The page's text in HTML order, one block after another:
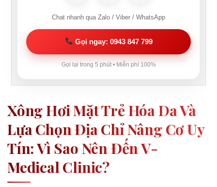
Chat nhanh qua Zalo / Viber / WhatsApp
Gọi ngay: 0943 847 799
Gọi lại trong 5 phút • Miễn phí 100%
Xông Hơi Mặt Trẻ Hóa Da Và
Lựa Chọn Địa Chỉ Nâng Cơ Uy
Tín: Vì Sao Nên Đến V-
Medical Clinic?